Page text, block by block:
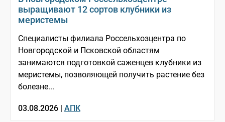
выращивают 12 сортов клубники из
меристемы
Специалисты филиала Россельхозцентра по
Новгородской и Псковской областям
занимаются подготовкой саженцев клубники из
меристемы, позволяющей получить растение без
болезне...
03.08.2026 | АПК